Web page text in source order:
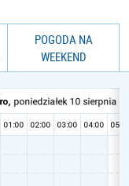
POGODA NA
WEEKEND